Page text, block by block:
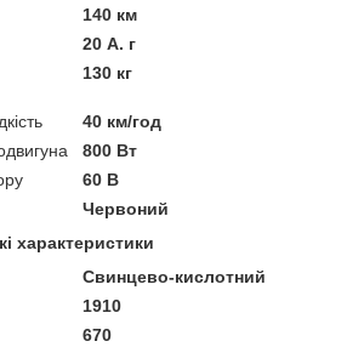
140 км
20 А. г
130 кг
40 км/год
800 Вт
60 В
Червоний
характеристики
Свинцево-кислотний
1910
670